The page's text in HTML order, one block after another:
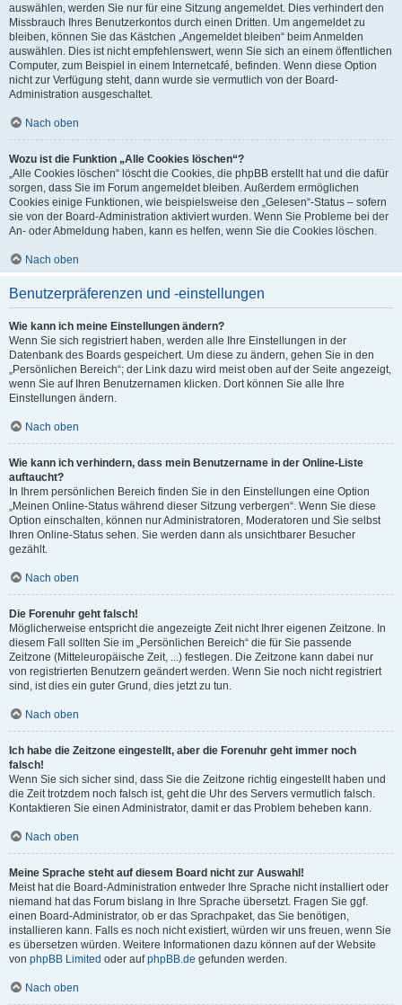
auswählen, werden Sie nur für eine Sitzung angemeldet. Dies verhindert den
Missbrauch Ihres Benutzerkontos durch einen Dritten. Um angemeldet zu
bleiben, können Sie das Kästchen „Angemeldet bleiben“ beim Anmelden
auswählen. Dies ist nicht empfehlenswert, wenn Sie sich an einem öffentlichen
Computer, zum Beispiel in einem Internetcafé, befinden. Wenn diese Option
nicht zur Verfügung steht, dann wurde sie vermutlich von der Board-
Administration ausgeschaltet.
Nach oben
Wozu ist die Funktion „Alle Cookies löschen“?
„Alle Cookies löschen“ löscht die Cookies, die phpBB erstellt hat und die dafür
sorgen, dass Sie im Forum angemeldet bleiben. Außerdem ermöglichen
Cookies einige Funktionen, wie beispielsweise den „Gelesen“-Status – sofern
sie von der Board-Administration aktiviert wurden. Wenn Sie Probleme bei der
An- oder Abmeldung haben, kann es helfen, wenn Sie die Cookies löschen.
Nach oben
Benutzerpräferenzen und -einstellungen
Wie kann ich meine Einstellungen ändern?
Wenn Sie sich registriert haben, werden alle Ihre Einstellungen in der
Datenbank des Boards gespeichert. Um diese zu ändern, gehen Sie in den
„Persönlichen Bereich“; der Link dazu wird meist oben auf der Seite angezeigt,
wenn Sie auf Ihren Benutzernamen klicken. Dort können Sie alle Ihre
Einstellungen ändern.
Nach oben
Wie kann ich verhindern, dass mein Benutzername in der Online-Liste
auftaucht?
In Ihrem persönlichen Bereich finden Sie in den Einstellungen eine Option
„Meinen Online-Status während dieser Sitzung verbergen“. Wenn Sie diese
Option einschalten, können nur Administratoren, Moderatoren und Sie selbst
Ihren Online-Status sehen. Sie werden dann als unsichtbarer Besucher
gezählt.
Nach oben
Die Forenuhr geht falsch!
Möglicherweise entspricht die angezeigte Zeit nicht Ihrer eigenen Zeitzone. In
diesem Fall sollten Sie im „Persönlichen Bereich“ die für Sie passende
Zeitzone (Mitteleuropäische Zeit, ...) festlegen. Die Zeitzone kann dabei nur
von registrierten Benutzern geändert werden. Wenn Sie noch nicht registriert
sind, ist dies ein guter Grund, dies jetzt zu tun.
Nach oben
Ich habe die Zeitzone eingestellt, aber die Forenuhr geht immer noch
falsch!
Wenn Sie sich sicher sind, dass Sie die Zeitzone richtig eingestellt haben und
die Zeit trotzdem noch falsch ist, geht die Uhr des Servers vermutlich falsch.
Kontaktieren Sie einen Administrator, damit er das Problem beheben kann.
Nach oben
Meine Sprache steht auf diesem Board nicht zur Auswahl!
Meist hat die Board-Administration entweder Ihre Sprache nicht installiert oder
niemand hat das Forum bislang in Ihre Sprache übersetzt. Fragen Sie ggf.
einen Board-Administrator, ob er das Sprachpaket, das Sie benötigen,
installieren kann. Falls es noch nicht existiert, würden wir uns freuen, wenn Sie
es übersetzen würden. Weitere Informationen dazu können auf der Website
von phpBB Limited oder aufphpBB.de gefunden werden.
Nach oben